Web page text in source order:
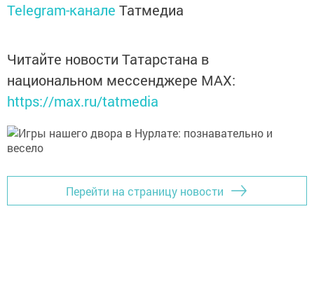
Telegram-канале Татмедиа
Читайте новости Татарстана в
национальном мессенджере MАХ:
https://max.ru/tatmedia
Перейти на страницу новости